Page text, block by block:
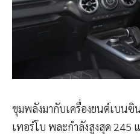
ขุมพลังมากับเครื่องยนต์เบนซิ
เทอร์โบ พละกำลังสูงสุด 245